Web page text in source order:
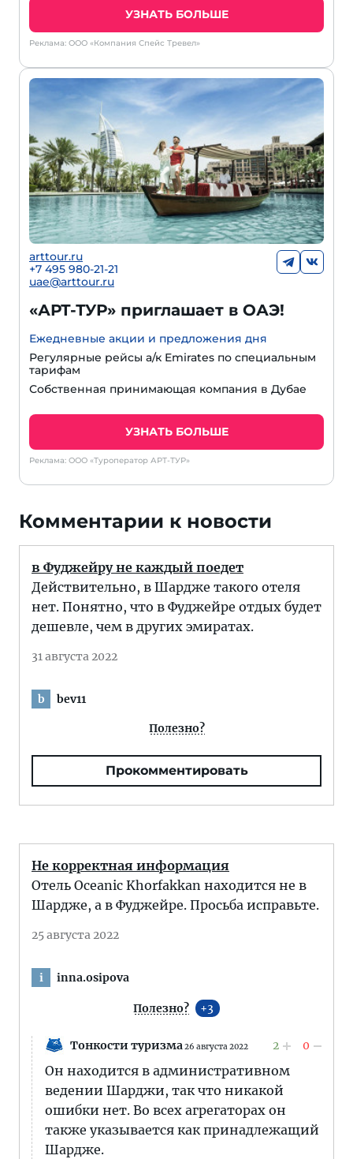
УЗНАТЬ БОЛЬШЕ
Реклама: ООО «Компания Спейс Тревел»
arttour.ru
+7 495 980-21-21
uae@arttour.ru
«АРТ-ТУР» приглашает в ОАЭ!
Ежедневные акции и предложения дня
Регулярные рейсы а/к Emirates по специальным
тарифам
Собственная принимающая компания в Дубае
УЗНАТЬ БОЛЬШЕ
Реклама: ООО «Туроператор АРТ-ТУР»
Комментарии к новости
в Фуджейру не каждый поедет
Действительно, в Шардже такого отеля
нет. Понятно, что в Фуджейре отдых будет
дешевле, чем в других эмиратах.
31 августа 2022
b bev11
Полезно?
Прокомментировать
Не корректная информация
Отель Oceanic Khorfakkan находится не в
Шардже, а в Фуджейре. Просьба исправьте.
25 августа 2022
i inna.osipova
Полезно? 3
Тонкости туризма 26 августа 2022 2 0
Он находится в административном
ведении Шарджи, так что никакой
ошибки нет. Во всех агрегаторах он
также указывается как принадлежащий
Шардже.